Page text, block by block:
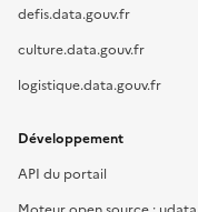
defis.data.gouv.fr
culture.data.gouv.fr
logistique.data.gouv.fr
Développement
API du portail